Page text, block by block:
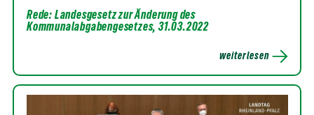
Rede: Landesgesetz zur Änderung des
Kommunalabgabengesetzes, 31.03.2022
weiterlesen